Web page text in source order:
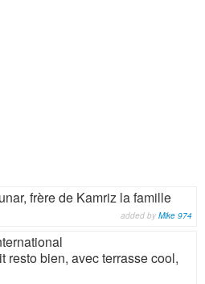
frère de Kamriz la famille
added by Mike 974
resto bien, avec terrasse cool,